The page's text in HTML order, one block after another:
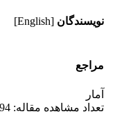
نویسندگان [English]
مراجع
آمار
تعداد مشاهده مقاله: 94